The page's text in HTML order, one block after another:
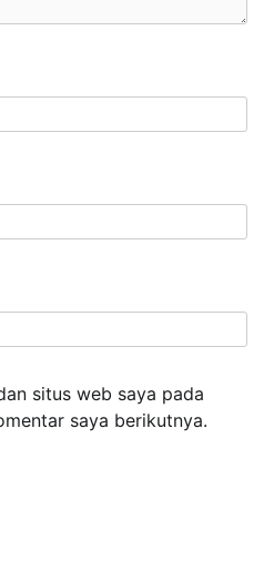
situs web saya pada
saya berikutnya.